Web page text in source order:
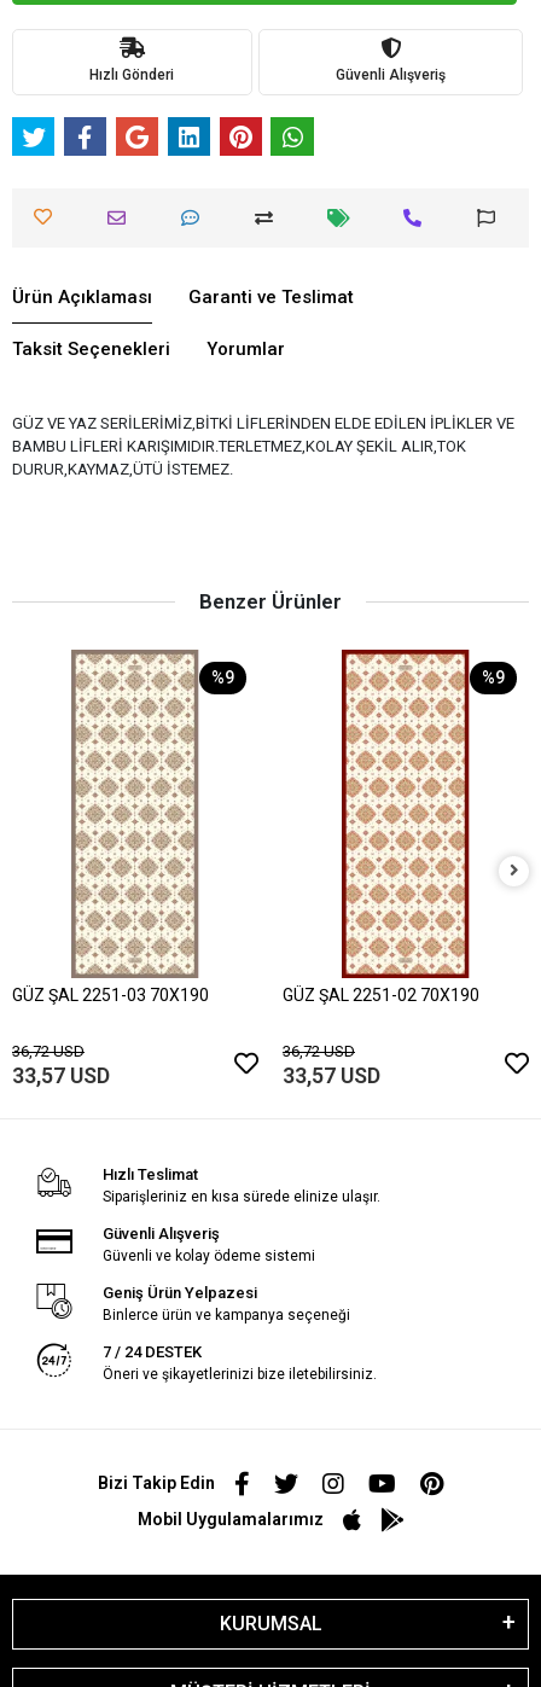
Hızlı Gönderi Güvenli Alışveriş
Ürün Açıklaması Garanti ve Teslimat
Taksit Seçenekleri Yorumlar
GÜZ VE YAZ SERİLERİMİZ,BİTKİ LİFLERİNDEN ELDE EDİLEN İPLİKLER VE
BAMBU LİFLERİ KARIŞIMIDIR.TERLETMEZ,KOLAY ŞEKİL ALIR,TOK
DURUR,KAYMAZ,ÜTÜ İSTEMEZ.
Benzer Ürünler
%9
GÜZ ŞAL 2251-03 70X190
36,72 USD
33,57 USD
%9
GÜZ ŞAL 2251-02 70X190
36,72 USD
33,57 USD
Hızlı Teslimat
Siparişleriniz en kısa sürede elinize ulaşır.
Güvenli Alışveriş
Güvenli ve kolay ödeme sistemi
Geniş Ürün Yelpazesi
Binlerce ürün ve kampanya seçeneği
7 / 24 DESTEK
Öneri ve şikayetlerinizi bize iletebilirsiniz.
Bizi Takip Edin
Mobil Uygulamalarımız
KURUMSAL